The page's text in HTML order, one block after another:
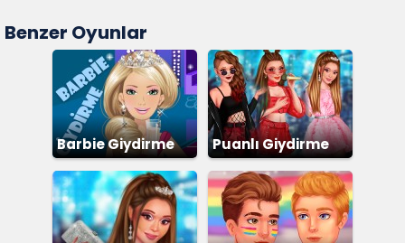
Benzer Oyunlar
Barbie Giydirme Puanlı Giydirme